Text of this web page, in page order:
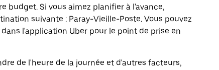
budget. Si vous aimez planifier à l'avance,
suivante : Paray-Vieille-Poste. Vous pouvez
l'application Uber pour le point de prise en
de l'heure de la journée et d'autres facteurs,